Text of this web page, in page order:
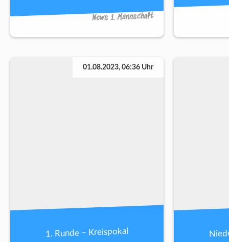
News 1. Mannschaft
01.08.2023, 06:36 Uhr
1. Runde – Kreispokal